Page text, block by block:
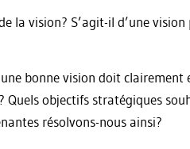
la vision? S’agit-il d’une
bonne vision doit clairement
Quels objectifs stratégiques
résolvons-nous ainsi?